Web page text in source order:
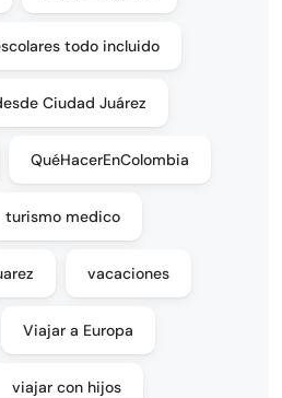
todo incluido
Ciudad Juárez
QuéHacerEnColombia
turismo medico
vacaciones
Viajar a Europa
viajar con hijos